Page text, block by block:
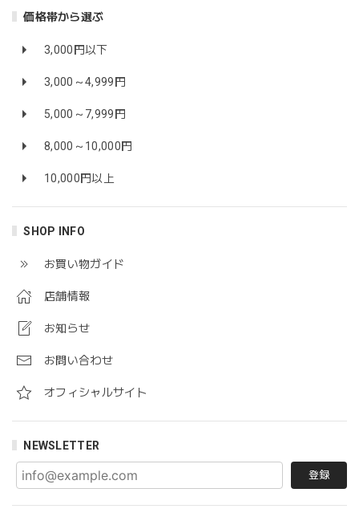
価格帯から選ぶ
3,000円以下
3,000～4,999円
5,000～7,999円
8,000～10,000円
10,000円以上
SHOP INFO
お買い物ガイド
店舗情報
お知らせ
お問い合わせ
オフィシャルサイト
NEWSLETTER
登録